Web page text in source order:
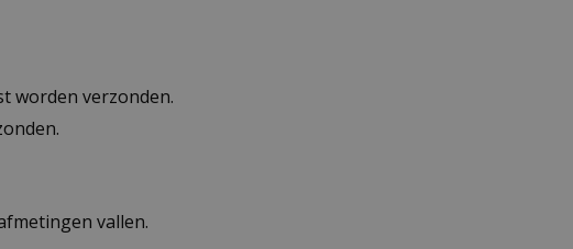
worden verzonden.
vallen.